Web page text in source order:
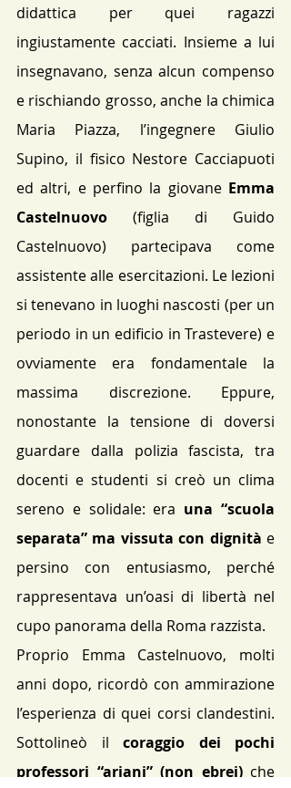
didattica per quei ragazzi
ingiustamente cacciati. Insieme a lui
insegnavano, senza alcun compenso
e rischiando grosso, anche la chimica
Maria Piazza, l’ingegnere Giulio
Supino, il fisico Nestore Cacciapuoti
ed altri, e perfino la giovane Emma
Castelnuovo (figlia di Guido
Castelnuovo) partecipava come
assistente alle esercitazioni​. Le lezioni
si tenevano in luoghi nascosti (per un
periodo in un edificio in Trastevere) e
ovviamente era fondamentale la
massima discrezione. Eppure,
nonostante la tensione di doversi
guardare dalla polizia fascista, tra
docenti e studenti si creò un clima
sereno e solidale: era una “scuola
separata” ma vissuta con dignità e
persino con entusiasmo, perché
rappresentava un’oasi di libertà nel
cupo panorama della Roma razzista.
Proprio Emma Castelnuovo, molti
anni dopo, ricordò con ammirazione
l’esperienza di quei corsi clandestini.
Sottolineò il coraggio dei pochi
professori “ariani” (non ebrei) che